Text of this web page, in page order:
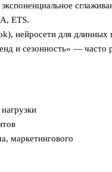
ETS.
нейросети для длинных
и сезонность» —
маркетингового